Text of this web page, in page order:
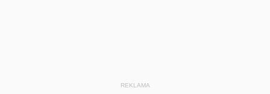
REKLAMA